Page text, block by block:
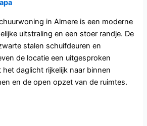
in Almere is een moderne
uitstraling en een stoer randje. De
stalen schuifdeuren en
de locatie een uitgesproken
het daglicht rijkelijk naar binnen
en de open opzet van de ruimtes.